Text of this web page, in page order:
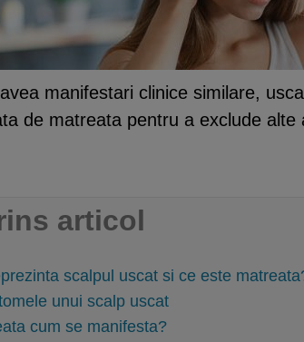
manifestari clinice similare,
de matreata pentru a exclude
articol
scalpul uscat si ce este
unui scalp uscat
cum se manifesta?